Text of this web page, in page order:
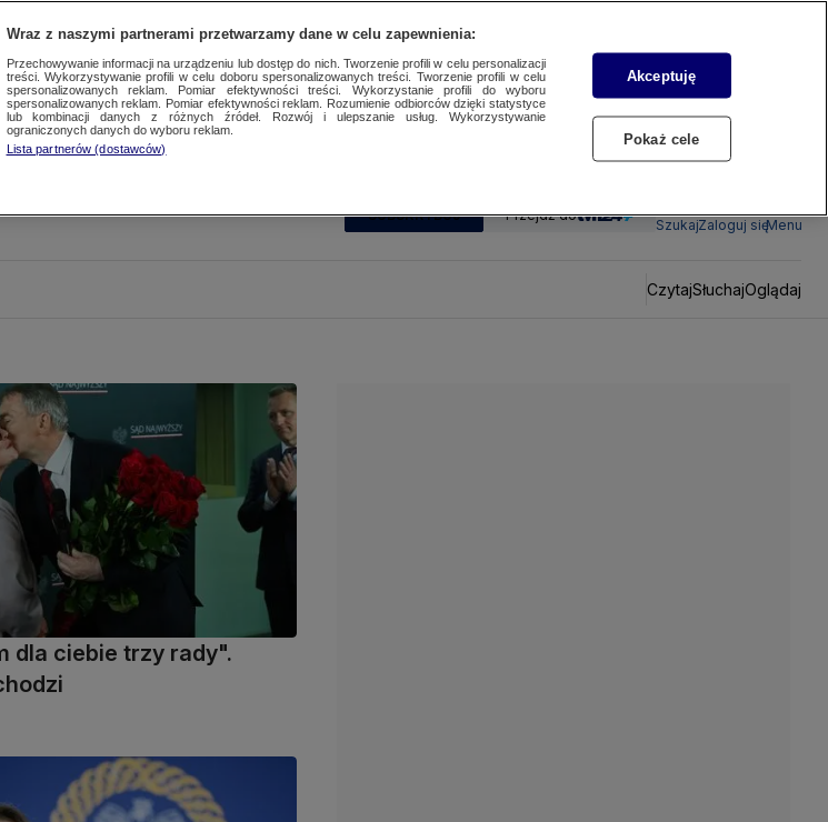
SUBSKRYBUJ Przejdź do
SzukajZaloguj sięMenu
CzytajSłuchajOglądaj
dla ciebie trzy rady".
Wraz z naszymi partnerami przetwarzamy dane w celu zapewnienia:
Przechowywanie informacji na urządzeniu lub dostęp do nich. Tworzenie profili w celu personalizacji
treści. Wykorzystywanie profili w celu doboru spersonalizowanych treści. Tworzenie profili w celu
spersonalizowanych reklam. Pomiar efektywności treści. Wykorzystanie profili do wyboru
spersonalizowanych reklam. Pomiar efektywności reklam. Rozumienie odbiorców dzięki statystyce
lub kombinacji danych z różnych źródeł. Rozwój i ulepszanie usług. Wykorzystywanie
ograniczonych danych do wyboru reklam.
Lista partnerów (dostawców)
Akceptuję
Pokaż cele